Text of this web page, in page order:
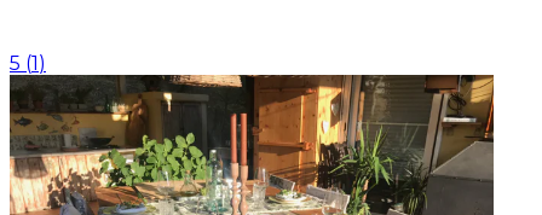
5 (1)